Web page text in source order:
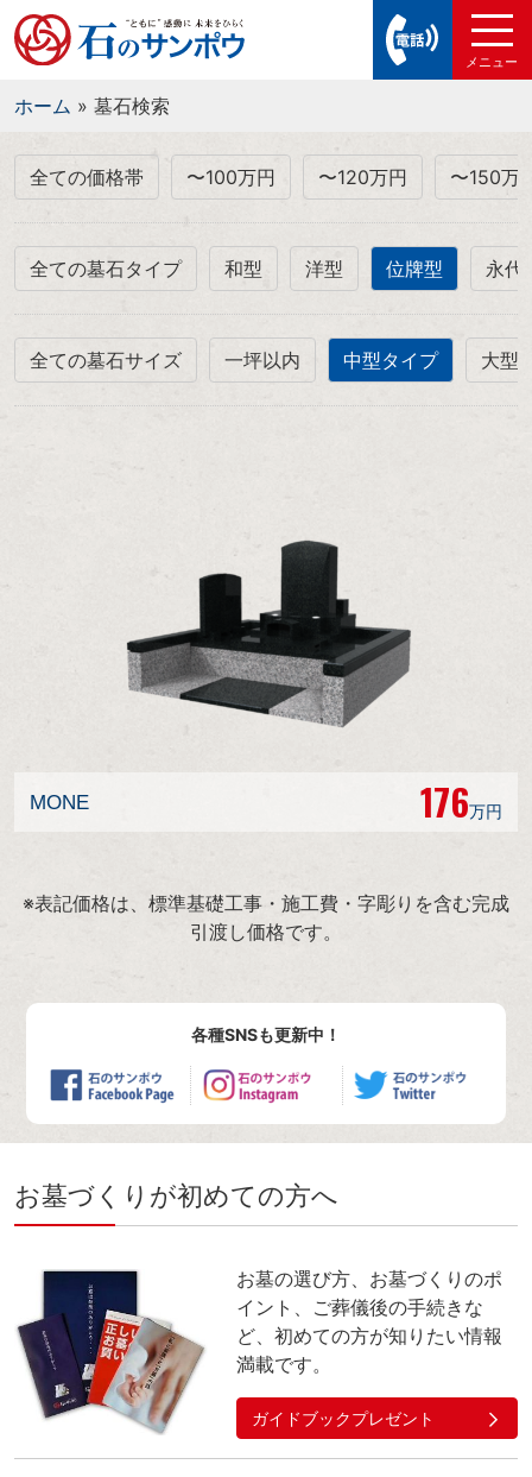
ホーム » 墓石検索
全ての価格帯 〜100万円 〜120万円 〜150万
全ての墓石タイプ 和型 洋型 位牌型 永代
全ての墓石サイズ 一坪以内 中型タイプ 大型
MONE 176万円
※表記価格は、標準基礎工事・施工費・字彫りを含む完成
引渡し価格です。
各種SNSも更新中！
お墓づくりが初めての方へ
お墓の選び方、お墓づくりのポ
イント、ご葬儀後の手続きな
ど、初めての方が知りたい情報
満載です。
ガイドブックプレゼント